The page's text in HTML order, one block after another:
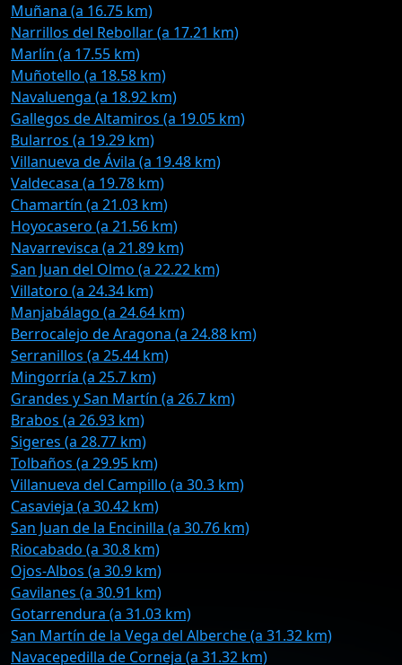
Muñana (a 16.75 km)
Narrillos del Rebollar (a 17.21 km)
Marlín (a 17.55 km)
Muñotello (a 18.58 km)
Navaluenga (a 18.92 km)
Gallegos de Altamiros (a 19.05 km)
Bularros (a 19.29 km)
Villanueva de Ávila (a 19.48 km)
Valdecasa (a 19.78 km)
Chamartín (a 21.03 km)
Hoyocasero (a 21.56 km)
Navarrevisca (a 21.89 km)
San Juan del Olmo (a 22.22 km)
Villatoro (a 24.34 km)
Manjabálago (a 24.64 km)
Berrocalejo de Aragona (a 24.88 km)
Serranillos (a 25.44 km)
Mingorría (a 25.7 km)
Grandes y San Martín (a 26.7 km)
Brabos (a 26.93 km)
Sigeres (a 28.77 km)
Tolbaños (a 29.95 km)
Villanueva del Campillo (a 30.3 km)
Casavieja (a 30.42 km)
San Juan de la Encinilla (a 30.76 km)
Riocabado (a 30.8 km)
Ojos-Albos (a 30.9 km)
Gavilanes (a 30.91 km)
Gotarrendura (a 31.03 km)
San Martín de la Vega del Alberche (a 31.32 km)
Navacepedilla de Corneja (a 31.32 km)